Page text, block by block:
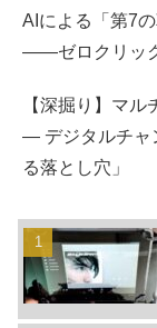
AIによる「第7
――ゼロクリッ
【深掘り】マ
— デジタルチャ
る落とし穴」